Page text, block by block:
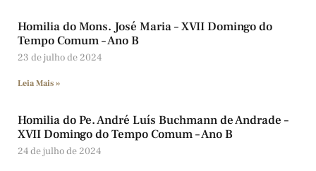
Homilia do Mons. José Maria – XVII Domingo do
Tempo Comum – Ano B
23 de julho de 2024
Leia Mais »
Homilia do Pe. André Luís Buchmann de Andrade –
XVII Domingo do Tempo Comum – Ano B
24 de julho de 2024